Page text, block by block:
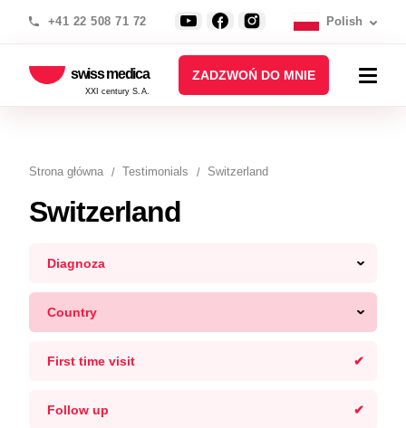
+41 22 508 71 72 Polish
swiss medica
XXI century S.A.
ZADZWOŃ DO MNIE
Strona główna Testimonials Switzerland
Switzerland
Diagnoza
Country
First time visit
Follow up